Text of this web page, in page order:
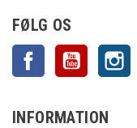
FØLG OS
Facebook YouTube
INFORMATION